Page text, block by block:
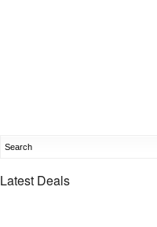
Latest Deals